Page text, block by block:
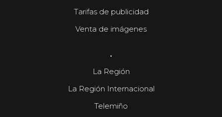
Tarifas de publicidad
Venta de imágenes
.
La Región
La Región Internacional
Telemiño